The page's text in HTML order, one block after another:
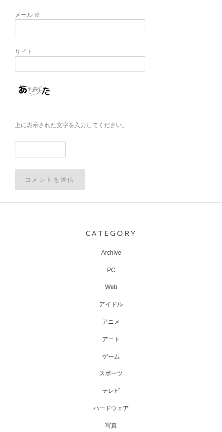
メール ※
サイト
上に表示された文字を入力してください。
CATEGORY
Archive
PC
Web
アイドル
アニメ
アート
ゲーム
スポーツ
テレビ
ハードウェア
写真